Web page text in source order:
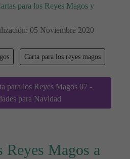
para los Reyes Magos y
05 Noviembre 2020
Carta para los reyes magos
para los Reyes Magos 07 -
para Navidad
Reyes Magos a